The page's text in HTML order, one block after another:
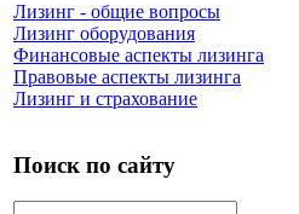
Лизинг - общие вопросы
Лизинг оборудования
Финансовые аспекты лизинга
Правовые аспекты лизинга
Лизинг и страхование
Поиск по сайту